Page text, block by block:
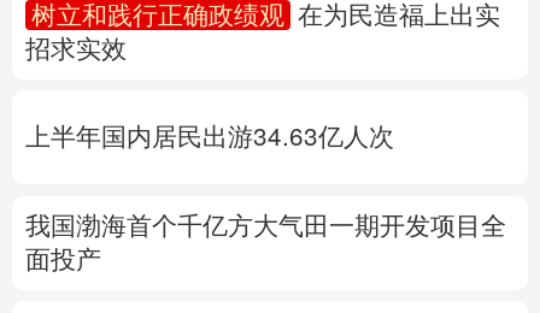
English Español Français عربى
Deutsch Português
树立和践行正确政绩观
在为民造福上出实
招求实效
上半年国内居民出游34.63亿人次
我国渤海首个千亿方大气田一期开发项目全
面投产